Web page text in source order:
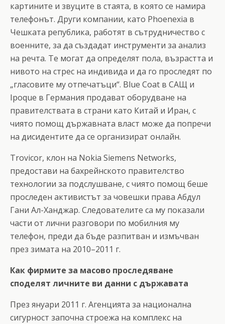
картините и звуците в стаята, в която се намира
телефонът. Други компании, като Phoenexia в
Чешката република, работят в сътрудничество с
военните, за да създадат инструменти за анализ
на речта. Те могат да определят пола, възрастта и
нивото на стрес на индивида и да го проследят по
„гласовите му отпечатъци“. Blue Coat в САЩ и
Ipoque в Германия продават оборудване на
правителствата в страни като Китай и Иран, с
чиято помощ държавната власт може да попречи
на дисидентите да се организират онлайн.
Trovicor, клон на Nokia Siemens Networks,
предостави на бахрейнското правителство
технологии за подслушване, с чиято помощ беше
проследен активистът за човешки права Абдул
Гани Ал-Ханджар. Следователите са му показали
части от лични разговори по мобилния му
телефон, преди да бъде разпитван и измъчван
през зимата на 2010–2011 г.
Как фирмите за масово проследяване
споделят личните ви данни с държавата
През януари 2011 г. Агенцията за национална
сигурност започна строежа на комплекс на